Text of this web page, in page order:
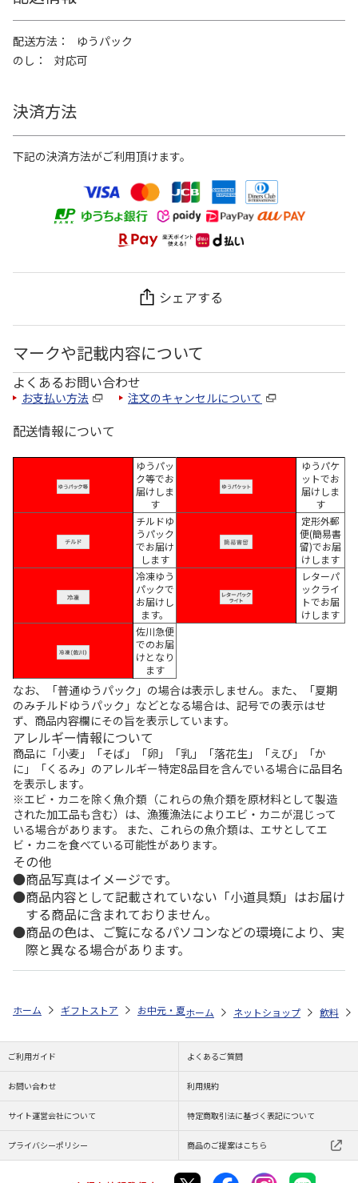
配送方法
ゆうパック
のし
対応可
決済方法
下記の決済方法がご利用頂けます。
シェアする
マークや記載内容について
よくあるお問い合わせ
お支払い方法 注文のキャンセルについて
配送情報について
ゆうパッ
ク等でお
届けしま
す
ゆうパケ
ットでお
届けしま
す
チルドゆ
うパック
でお届け
します
定形外郵
便(簡易書
留)でお届
けします
冷凍ゆう
パックで
お届けし
ます。
レターパ
ックライ
トでお届
けします
佐川急便
でのお届
けとなり
ます
なお、「普通ゆうパック」の場合は表示しません。また、「夏期
のみチルドゆうパック」などとなる場合は、記号での表示はせ
ず、商品内容欄にその旨を表示しています。
アレルギー情報について
商品に「小麦」「そば」「卵」「乳」「落花生」「えび」「か
に」「くるみ」のアレルギー特定8品目を含んでいる場合に品目名
を表示します。
※エビ・カニを除く魚介類（これらの魚介類を原材料として製造
された加工品も含む）は、漁獲漁法によりエビ・カニが混じって
いる場合があります。 また、これらの魚介類は、エサとしてエ
ビ・カニを食べている可能性があります。
その他
商品写真はイメージです。
商品内容として記載されていない「小道具類」はお届け
する商品に含まれておりません。
商品の色は、ご覧になるパソコンなどの環境により、実
際と異なる場合があります。
ホーム ギフトストア お中元・夏ギフト特集 2026 ゆうゆうギフト
ホーム ネットショップ 飲料
ご利用ガイド よくあるご質問
お問い合わせ 利用規約
サイト運営会社について 特定商取引法に基づく表記について
プライバシーポリシー 商品のご提案はこちら